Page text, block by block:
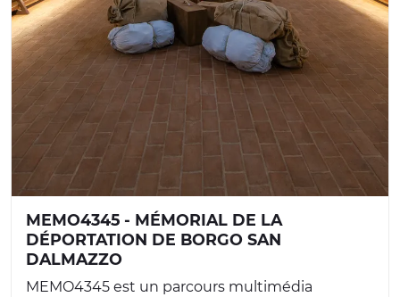
MEMO4345 - MÉMORIAL DE LA
DÉPORTATION DE BORGO SAN
DALMAZZO
MEMO4345 est un parcours multimédia